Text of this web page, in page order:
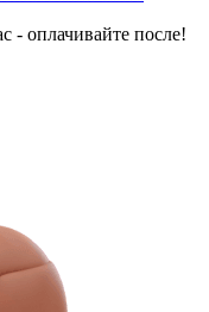
- оплачивайте после!